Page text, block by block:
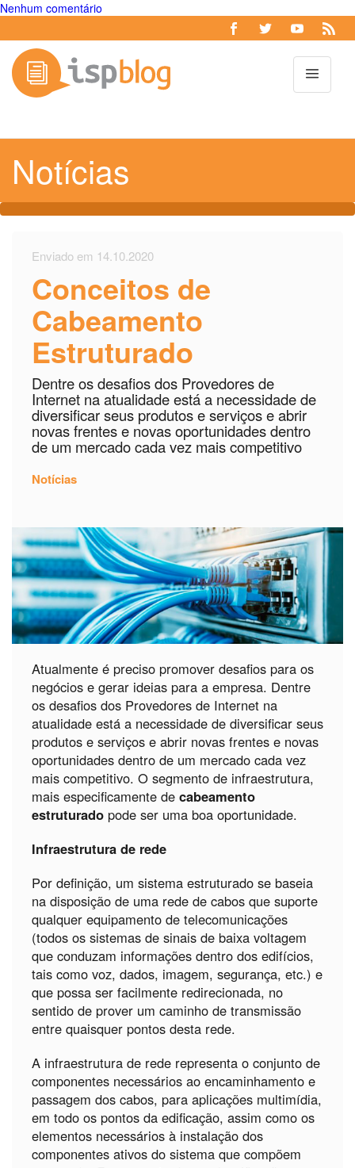
Nenhum comentário
Notícias
Enviado em 14.10.2020
Conceitos de
Cabeamento
Estruturado
Dentre os desafios dos Provedores de
Internet na atualidade está a necessidade de
diversificar seus produtos e serviços e abrir
novas frentes e novas oportunidades dentro
de um mercado cada vez mais competitivo
Notícias
Atualmente é preciso promover desafios para os
negócios e gerar ideias para a empresa. Dentre
os desafios dos Provedores de Internet na
atualidade está a necessidade de diversificar seus
produtos e serviços e abrir novas frentes e novas
oportunidades dentro de um mercado cada vez
mais competitivo. O segmento de infraestrutura,
mais especificamente de cabeamento
estruturado pode ser uma boa oportunidade.
Infraestrutura de rede
Por definição, um sistema estruturado se baseia
na disposição de uma rede de cabos que suporte
qualquer equipamento de telecomunicações
(todos os sistemas de sinais de baixa voltagem
que conduzam informações dentro dos edifícios,
tais como voz, dados, imagem, segurança, etc.) e
que possa ser facilmente redirecionada, no
sentido de prover um caminho de transmissão
entre quaisquer pontos desta rede.
A infraestrutura de rede representa o conjunto de
componentes necessários ao encaminhamento e
passagem dos cabos, para aplicações multimídia,
em todo os pontos da edificação, assim como os
elementos necessários à instalação dos
componentes ativos do sistema que compõem